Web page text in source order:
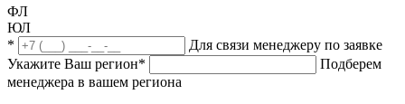
ФЛ
ЮЛ
*
Для связи менеджеру по заявке
Укажите Ваш регион*
Подберем
менеджера в вашем региона